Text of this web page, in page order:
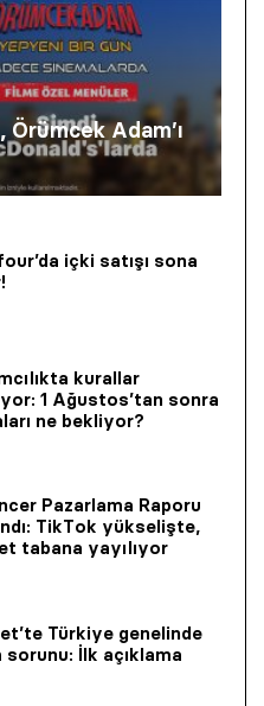
Örümcek Adam’ı
içki satışı sona
kurallar
1 Ağustos’tan sonra
ne bekliyor?
Pazarlama Raporu
TikTok yükselişte,
tabana yayılıyor
Türkiye genelinde
sorunu: İlk açıklama